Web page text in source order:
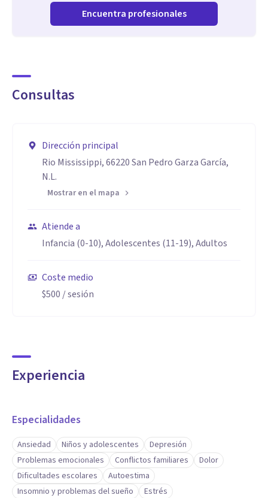
Encuentra profesionales
Consultas
Dirección principal
Rio Mississippi, 66220 San Pedro Garza García,
N.L.
Mostrar en el mapa
Atiende a
Infancia (0-10), Adolescentes (11-19), Adultos
Coste medio
$500 / sesión
Experiencia
Especialidades
Ansiedad Niños y adolescentes
Depresión
Problemas emocionales
Conflictos familiares
Dolor
Dificultades escolares
Autoestima
Insomnio y problemas del sueño
Estrés